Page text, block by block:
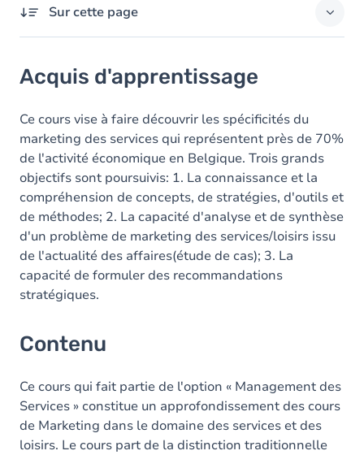
Sur cette page
Contenu
Table des matières
Acquis d'apprentissage
Ce cours vise à faire découvrir les spécificités du
marketing des services qui représentent près de 70%
de l'activité économique en Belgique. Trois grands
objectifs sont poursuivis: 1. La connaissance et la
compréhension de concepts, de stratégies, d'outils et
de méthodes; 2. La capacité d'analyse et de synthèse
d'un problème de marketing des services/loisirs issu
de l'actualité des affaires(étude de cas); 3. La
capacité de formuler des recommandations
stratégiques.
Contenu
Ce cours qui fait partie de l'option « Management des
Services » constitue un approfondissement des cours
de Marketing dans le domaine des services et des
loisirs. Le cours part de la distinction traditionnelle